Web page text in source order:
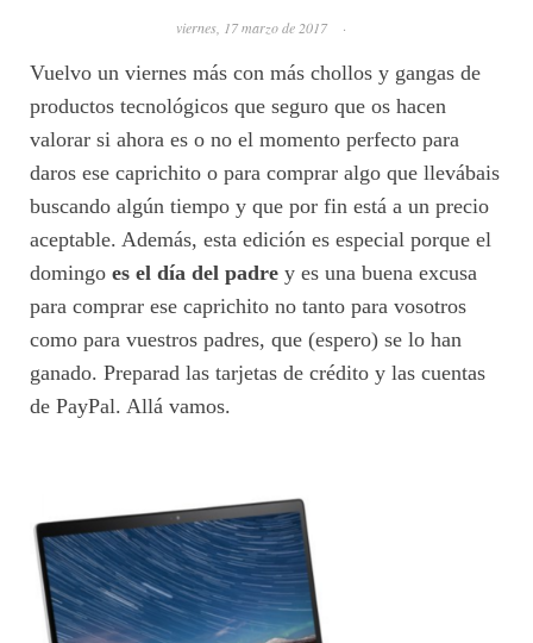
viernes, 17 marzo de 2017 ·
Vuelvo un viernes más con más chollos y gangas de
productos tecnológicos que seguro que os hacen
valorar si ahora es o no el momento perfecto para
daros ese caprichito o para comprar algo que llevábais
buscando algún tiempo y que por fin está a un precio
aceptable. Además, esta edición es especial porque el
domingo es el día del padre y es una buena excusa
para comprar ese caprichito no tanto para vosotros
como para vuestros padres, que (espero) se lo han
ganado. Preparad las tarjetas de crédito y las cuentas
de PayPal. Allá vamos.